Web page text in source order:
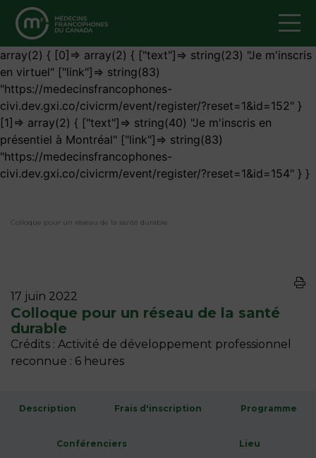
array(2) { [0]=> array(2) { ["text"]=> string(23) "Je m'inscris
en virtuel" ["link"]=> string(83)
"https://medecinsfrancophones-
civi.dev.gxi.co/civicrm/event/register/?reset=1&id=152" }
[1]=> array(2) { ["text"]=> string(40) "Je m'inscris en
présentiel à Montréal" ["link"]=> string(83)
"https://medecinsfrancophones-
civi.dev.gxi.co/civicrm/event/register/?reset=1&id=154" } }
Colloque pour un réseau de la santé durable
17 juin 2022
Colloque pour un réseau de la santé
durable
Crédits : Activité de développement professionnel
reconnue : 6 heures
Description Frais d'inscription Programme
Conférenciers Lieu